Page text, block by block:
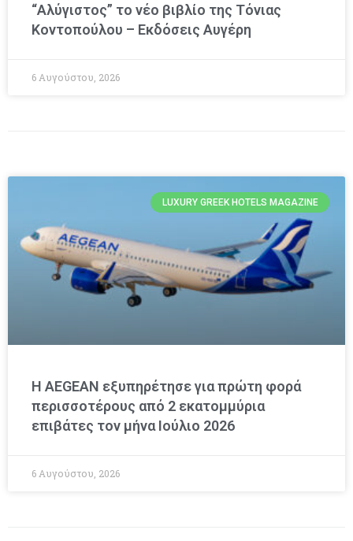
“Αλύγιστος” το νέο βιβλίο της Τόνιας
Κοντοπούλου – Εκδόσεις Αυγέρη
6 Αυγούστου, 2026
LUXURY GREEK HOTELS MAGAZINE
Η AEGEAN εξυπηρέτησε για πρώτη φορά
περισσοτέρους από 2 εκατομμύρια
επιβάτες τον μήνα Ιούλιο 2026
6 Αυγούστου, 2026